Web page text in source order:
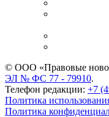
© ООО «Правовые
ЭЛ № ФС 77 - 79910.
Телефон редакции: +7
Политика
Политика